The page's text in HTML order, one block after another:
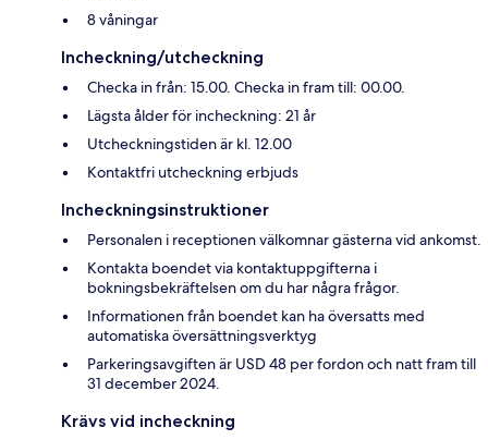
8 våningar
Incheckning/utcheckning
Checka in från: 15.00. Checka in fram till: 00.00.
Lägsta ålder för incheckning: 21 år
Utcheckningstiden är kl. 12.00
Kontaktfri utcheckning erbjuds
Incheckningsinstruktioner
Personalen i receptionen välkomnar gästerna vid ankomst.
Kontakta boendet via kontaktuppgifterna i
bokningsbekräftelsen om du har några frågor.
Informationen från boendet kan ha översatts med
automatiska översättningsverktyg
Parkeringsavgiften är USD 48 per fordon och natt fram till
31 december 2024.
Krävs vid incheckning